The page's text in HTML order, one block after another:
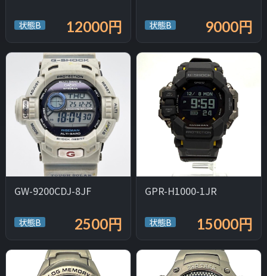
状態B 12000円 状態B 9000円
GW-9200CDJ-8JF
状態B 2500円
GPR-H1000-1JR
状態B 15000円